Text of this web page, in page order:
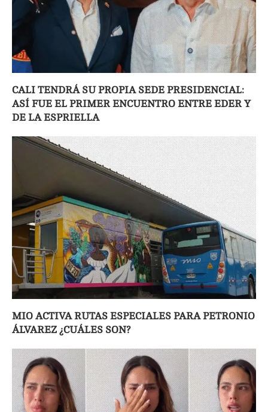
CALI TENDRÁ SU PROPIA SEDE PRESIDENCIAL:
ASÍ FUE EL PRIMER ENCUENTRO ENTRE EDER Y
DE LA ESPRIELLA
MIO ACTIVA RUTAS ESPECIALES PARA PETRONIO
ÁLVAREZ ¿CUÁLES SON?